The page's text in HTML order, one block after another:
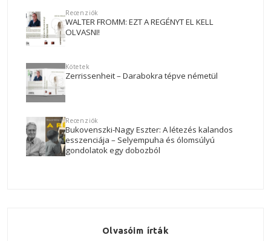
Recenziók
WALTER FROMM: EZT A REGÉNYT EL KELL
OLVASNI!
Kötetek
Zerrissenheit – Darabokra tépve németül
Recenziók
Bukovenszki-Nagy Eszter: A létezés kalandos
esszenciája – Selyempuha és ólomsúlyú
gondolatok egy dobozból
Olvasóim írták